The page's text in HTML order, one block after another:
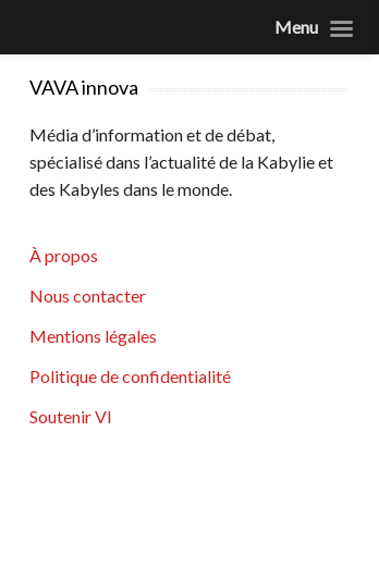
VAVA innova
Média d’information et de débat,
spécialisé dans l’actualité de la Kabylie et
des Kabyles dans le monde.
À propos
Nous contacter
Mentions légales
Politique de confidentialité
Soutenir VI
Menu